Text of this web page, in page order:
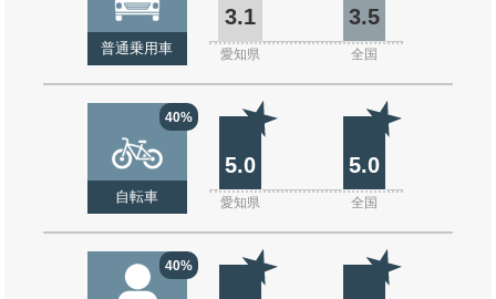
普通乗用車
3.1 3.5
愛知県 全国
40%
自転車
5.0 5.0
愛知県 全国
40%